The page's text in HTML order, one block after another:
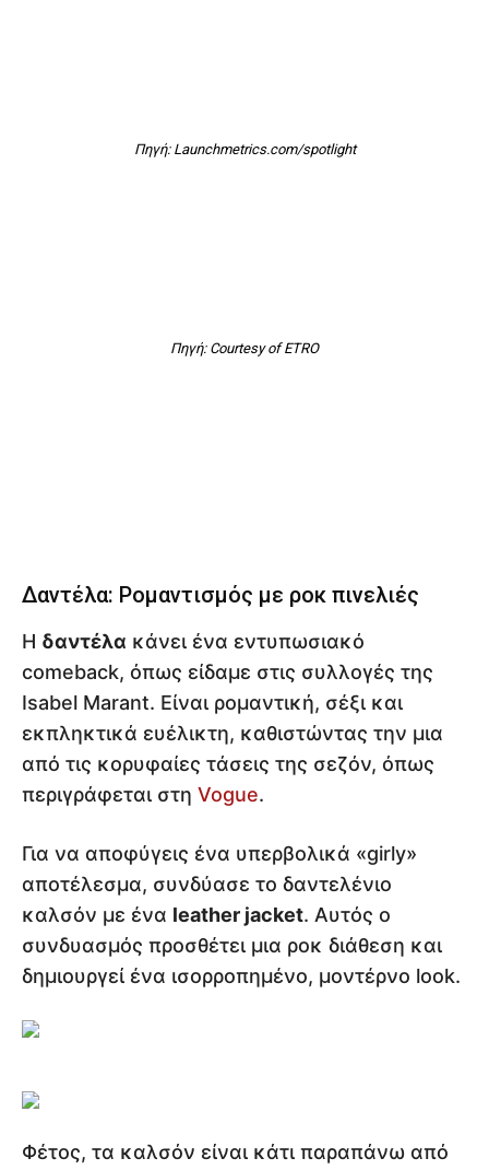
Πηγή: Launchmetrics.com/spotlight
Πηγή: Courtesy of ETRO
Δαντέλα: Ρομαντισμός με ροκ πινελιές
Η δαντέλα κάνει ένα εντυπωσιακό
comeback, όπως είδαμε στις συλλογές της
Isabel Marant. Είναι ρομαντική, σέξι και
εκπληκτικά ευέλικτη, καθιστώντας την μια
από τις κορυφαίες τάσεις της σεζόν, όπως
περιγράφεται στη Vogue.
Για να αποφύγεις ένα υπερβολικά «girly»
αποτέλεσμα, συνδύασε το δαντελένιο
καλσόν με ένα leather jacket. Αυτός ο
συνδυασμός προσθέτει μια ροκ διάθεση και
δημιουργεί ένα ισορροπημένο, μοντέρνο look.
Φέτος, τα καλσόν είναι κάτι παραπάνω από